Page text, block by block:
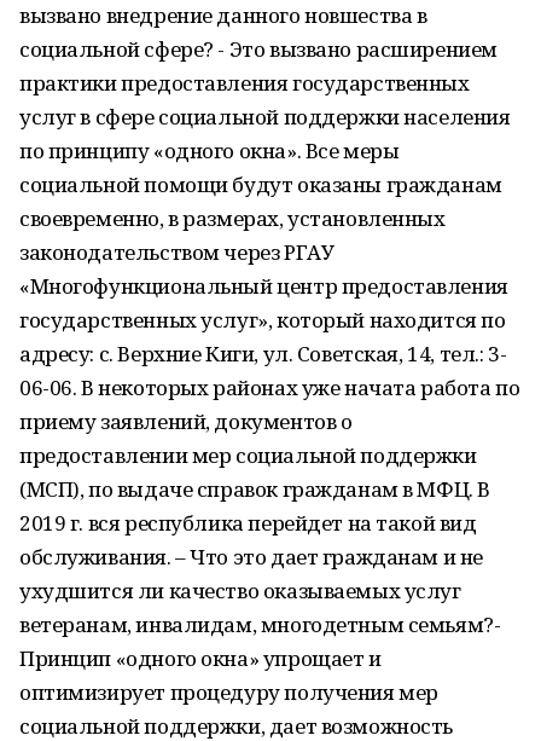
вызвано внедрение данного новшества в
социальной сфере? - Это вызвано расширением
практики предоставления государственных
услуг в сфере социальной поддержки населения
по принципу «одного окна». Все меры
социальной помощи будут оказаны гражданам
своевременно, в размерах, установленных
законодательством через РГАУ
«Многофункциональный центр предоставления
государственных услуг», который находится по
адресу: с. Верхние Киги, ул. Советская, 14, тел.: 3-
06-06. В некоторых районах уже начата работа по
приему заявлений, документов о
предоставлении мер социальной поддержки
(МСП), по выдаче справок гражданам в МФЦ. В
2019 г. вся республика перейдет на такой вид
обслуживания. – Что это дает гражданам и не
ухудшится ли качество оказываемых услуг
ветеранам, инвалидам, многодетным семьям?-
Принцип «одного окна» упрощает и
оптимизирует процедуру получения мер
социальной поддержки, дает возможность